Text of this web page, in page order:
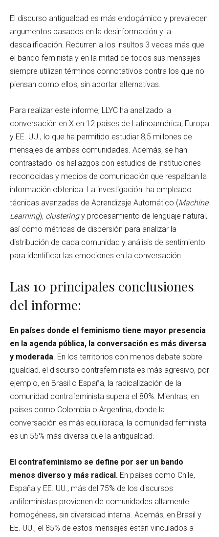
El discurso antigualdad es más endogámico y prevalecen
argumentos basados en la desinformación y la
descalificación. Recurren a los insultos 3 veces más que
el bando feminista y en la mitad de todos sus mensajes
siempre utilizan términos connotativos contra los que no
piensan como ellos, sin aportar alternativas.
Para realizar este informe, LLYC ha analizado la
conversación en X en 12 países de Latinoamérica, Europa
y EE. UU., lo que ha permitido estudiar 8,5 millones de
mensajes de ambas comunidades. Además, se han
contrastado los hallazgos con estudios de instituciones
reconocidas y medios de comunicación que respaldan la
información obtenida. La investigación ha empleado
técnicas avanzadas de Aprendizaje Automático (Machine
Learning), clusteringy procesamiento de lenguaje natural,
así como métricas de dispersión para analizar la
distribución de cada comunidad y análisis de sentimiento
para identificar las emociones en la conversación.
Las 10 principales conclusiones
del informe:
En países donde el feminismo tiene mayor presencia
en la agenda pública, la conversación es más diversa
y moderada . En los territorios con menos debate sobre
igualdad, el discurso contrafeminista es más agresivo, por
ejemplo, en Brasil o España, la radicalización de la
comunidad contrafeminista supera el 80%. Mientras, en
países como Colombia o Argentina, donde la
conversación es más equilibrada, la comunidad feminista
es un 55% más diversa que la antigualdad.
El contrafeminismo se define por ser un bando
menos diverso y más radical. En países como Chile,
España y EE. UU., más del 75% de los discursos
antifeministas provienen de comunidades altamente
homogéneas, sin diversidad interna. Además, en Brasil y
EE. UU., el 85% de estos mensajes están vinculados a